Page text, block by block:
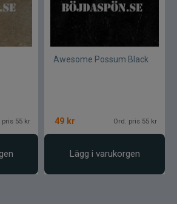
pris 55 kr
Awesome Possum Black
49 kr Ord. pris 55 kr
Lägg i varukorgen